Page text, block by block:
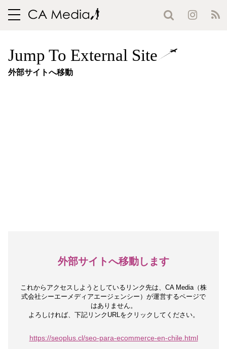
toggle
Jump To External Site
外部サイトへ移動
外部サイトへ移動します
これからアクセスしようとしているリンク先は、 CA Media（株
式会社シーエーメディアエージェンシー）が運営するページで
はありません。
よろしければ、下記リンクURLをクリックしてください。
https://seoplus.cl/seo-para-ecommerce-en-chile.html